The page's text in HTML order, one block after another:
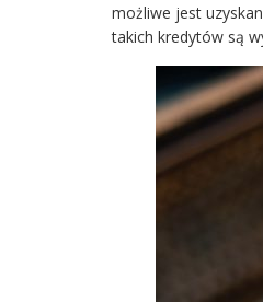
możliwe jest
takich kredytów są